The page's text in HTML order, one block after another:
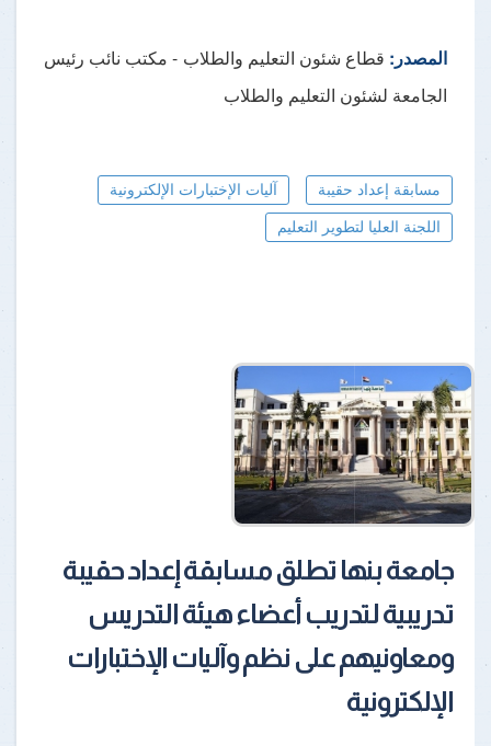
المصدر: قطاع شئون التعليم والطلاب - مكتب نائب رئيس
الجامعة لشئون التعليم والطلاب
مسابقة إعداد حقيبة
آليات الإختبارات الإلكترونية
اللجنة العليا لتطوير التعليم
جامعة بنها تطلق مسابقة إعداد حقيبة
تدريبية لتدريب أعضاء هيئة التدريس
ومعاونيهم على نظم وآليات الإختبارات
الإلكترونية